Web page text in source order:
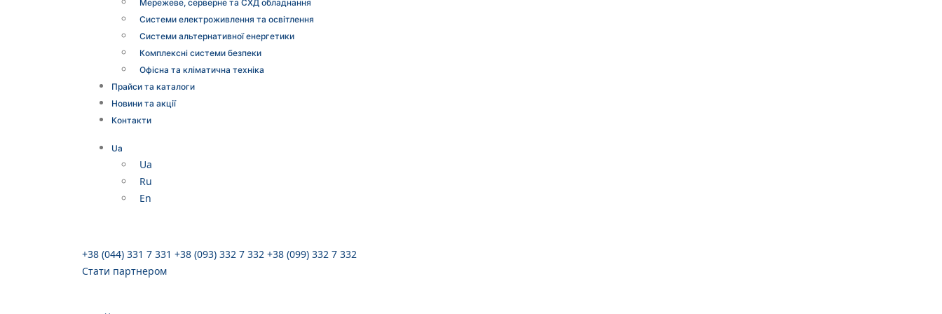
Мережеве, серверне та СХД обладнання
Системи електроживлення та освітлення
Системи альтернативної енергетики
Комплексні системи безпеки
Офісна та кліматична техніка
Прайси та каталоги
Новини та акції
Контакти
Ua
Ua
Ru
En
+38 (044) 331 7 331 +38 (093) 332 7 332 +38 (099) 332 7 332
Стати партнером